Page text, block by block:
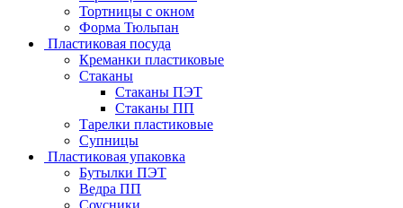
Тортницы с окном
Форма Тюльпан
Пластиковая посуда
Креманки пластиковые
Стаканы
Стаканы ПЭТ
Стаканы ПП
Тарелки пластиковые
Супницы
Пластиковая упаковка
Бутылки ПЭТ
Ведра ПП